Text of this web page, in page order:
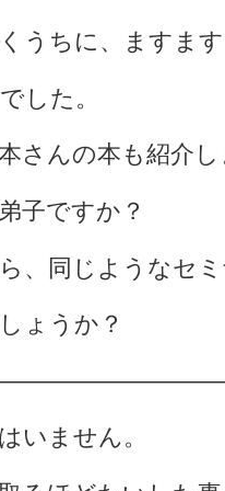
うちに、ますま
した。
さんの本も紹介
子ですか？
、同じようなセ
ょうか？
いません。